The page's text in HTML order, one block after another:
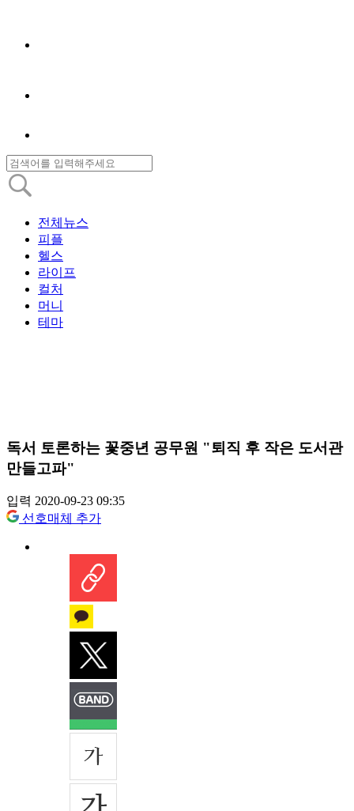
전체뉴스
피플
헬스
라이프
컬처
머니
테마
독서 토론하는 꽃중년 공무원 "퇴직 후 작은 도서관
만들고파"
입력 2020-09-23 09:35
선호매체 추가